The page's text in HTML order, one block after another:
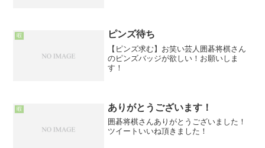
暇 ピンズ待ち
【ピンズ求む】お笑い芸人囲碁将棋さん
のピンズバッジが欲しい！お願いしま
す！
暇 ありがとうございます！
囲碁将棋さんありがとうございました！
ツイートいいね頂きました！